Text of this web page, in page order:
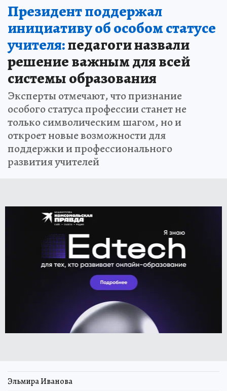
Президент поддержал
инициативу об особом статусе
учителя:педагоги назвали
решение важным для всей
системы образования
Эксперты отмечают, что признание
особого статуса профессии станет не
только символическим шагом, но и
откроет новые возможности для
поддержки и профессионального
развития учителей
Эльмира Иванова